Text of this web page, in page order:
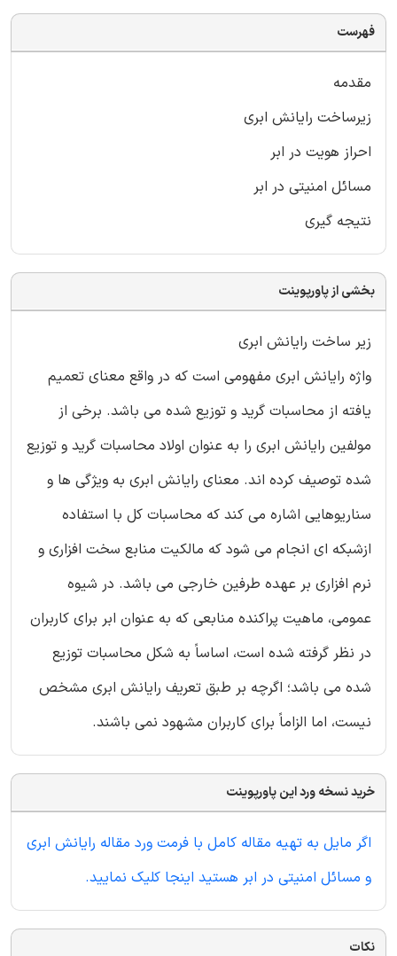
فهرست
مقدمه
زیرساخت رایانش ابری
احراز هویت در ابر
مسائل امنیتی در ابر
نتیجه گیری
بخشی از پاورپوینت
زیر ساخت رایانش ابری
واژه رایانش ابری مفهومی است که در واقع معنای تعمیم
یافته از محاسبات گرید و توزیع شده می باشد. برخی از
مولفین رایانش ابری را به عنوان اولاد محاسبات گرید و توزیع
شده توصیف کرده اند. معنای رایانش ابری به ویژگی ها و
سناریوهایی اشاره می کند که محاسبات کل با استفاده
ازشبکه ای انجام می شود که مالکیت منابع سخت افزاری و
نرم افزاری بر عهده طرفین خارجی می باشد. در شیوه
عمومی، ماهیت پراکنده منابعی که به عنوان ابر برای کاربران
در نظر گرفته شده است، اساساً به شکل محاسبات توزیع
شده می باشد؛ اگرچه بر طبق تعریف رایانش ابری مشخص
نیست، اما الزاماً برای کاربران مشهود نمی باشند.
خرید نسخه ورد این پاورپوینت
اگر مایل به تهیه مقاله کامل با فرمت ورد مقاله رایانش ابری
و مسائل امنیتی در ابر هستید اینجا کلیک نمایید.
نکات